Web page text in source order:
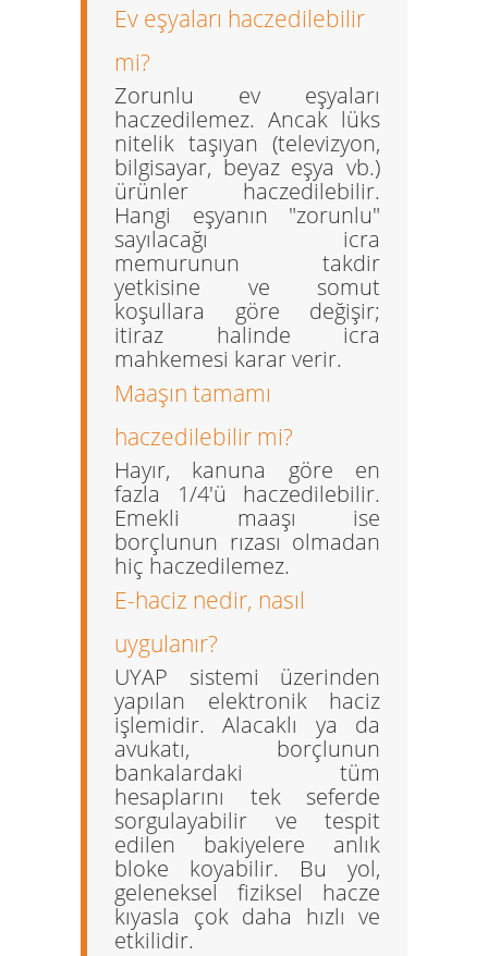
Ev eşyaları haczedilebilir
mi?
Zorunlu ev eşyaları
haczedilemez. Ancak lüks
nitelik taşıyan (televizyon,
bilgisayar, beyaz eşya vb.)
ürünler haczedilebilir.
Hangi eşyanın "zorunlu"
sayılacağı icra
memurunun takdir
yetkisine ve somut
koşullara göre değişir;
itiraz halinde icra
mahkemesi karar verir.
Maaşın tamamı
haczedilebilir mi?
Hayır, kanuna göre en
fazla 1/4'ü haczedilebilir.
Emekli maaşı ise
borçlunun rızası olmadan
hiç haczedilemez.
E-haciz nedir, nasıl
uygulanır?
UYAP sistemi üzerinden
yapılan elektronik haciz
işlemidir. Alacaklı ya da
avukatı, borçlunun
bankalardaki tüm
hesaplarını tek seferde
sorgulayabilir ve tespit
edilen bakiyelere anlık
bloke koyabilir. Bu yol,
geleneksel fiziksel hacze
kıyasla çok daha hızlı ve
etkilidir.